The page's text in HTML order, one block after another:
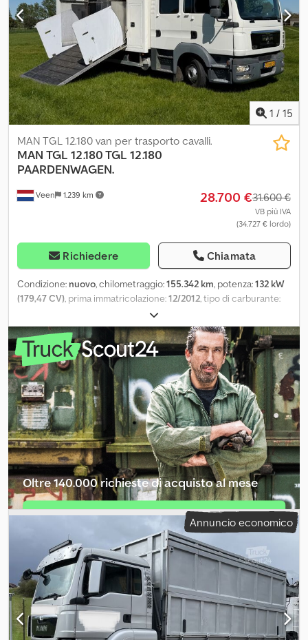
1 / 15
Veen 1.239 km
MAN TGL 12.180 van per trasporto cavalli.
MAN TGL 12.180 TGL 12.180
PAARDENWAGEN.
28.700 €31.600 €
VB più IVA
(34.727 € lordo)
Richiedere Chiamata
Condizione: nuovo, chilometraggio:155.342 km, potenza:132 kW
(179,47 CV), prima immatricolazione:12/2012, tipo di carburante:
, configurazione degli assi:4x2
carburante:diesel, tipo di ingranaggio:automatico, classe di
emissione: Euro 5, numero di posti:6, lunghezza totale: 8.100 mm,
larghezza totale:2.530 mm, carico assiale ammesso (asse 1):4.700
kg, carico assale consentito (asse 2): 8.400 kg, Anno di
produzione:2012, Carico massimo asse anteriore: 4.700 kg Carico
massimo asse posteriore: 8.400 kg Numero di cilindri: 4 Cilindrata
motore: 4.580 cc Peso a vuoto: 7.160 kg Dcodpfxsy Szm Aj Anrok
Portata utile: 4.830 kg Peso totale ammesso: 11.990 kg Altezza
piano di carico: 80 cm Revisione tecnica (APK): valida fino a
01/2027 = Informazioni sull'azienda = ciao
Oltre 140.000 richieste di acquisto al mese
Selezioni il pacchetto pubblicitario per
venditori
Annuncio economico